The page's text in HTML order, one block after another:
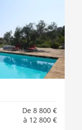
De 8 800 €
à 12 800 €